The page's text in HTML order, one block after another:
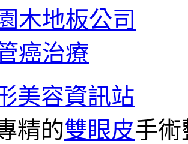
木地板公司
癌治療
美容資訊站
精的雙眼皮手術